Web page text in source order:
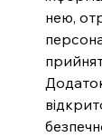
нею,